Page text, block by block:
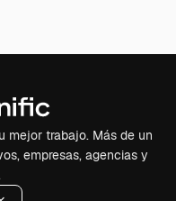
mejor trabajo. Más de un
empresas, agencias y